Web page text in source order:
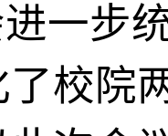
一步
校院